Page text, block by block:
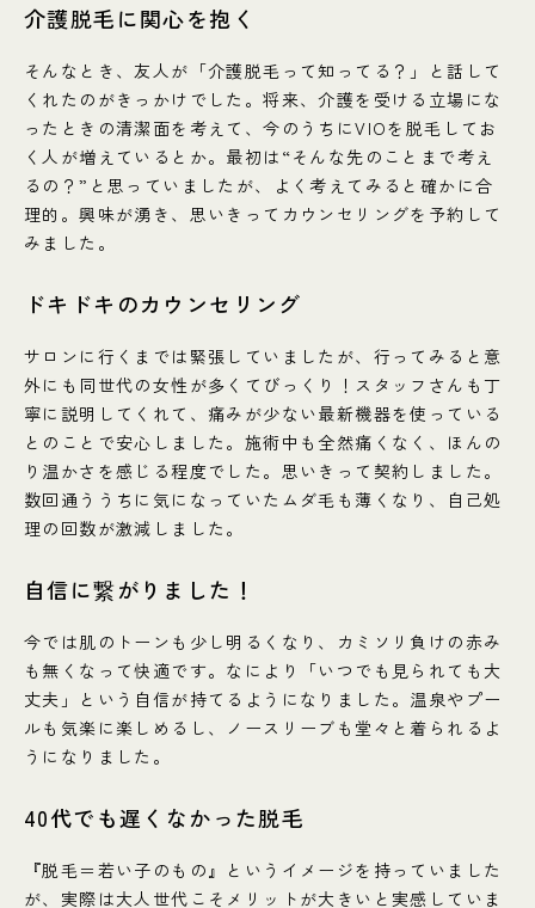
介護脱毛に関心を抱く
そんなとき、友人が「介護脱毛って知ってる？」と話して
くれたのがきっかけでした。将来、介護を受ける立場にな
ったときの清潔面を考えて、今のうちにVIOを脱毛してお
く人が増えているとか。最初は“そんな先のことまで考え
るの？”と思っていましたが、よく考えてみると確かに合
理的。興味が湧き、思いきってカウンセリングを予約して
みました。
ドキドキのカウンセリング
サロンに行くまでは緊張していましたが、行ってみると意
外にも同世代の女性が多くてびっくり！スタッフさんも丁
寧に説明してくれて、痛みが少ない最新機器を使っている
とのことで安心しました。施術中も全然痛くなく、ほんの
り温かさを感じる程度でした。思いきって契約しました。
数回通ううちに気になっていたムダ毛も薄くなり、自己処
理の回数が激減しました。
自信に繋がりました！
今では肌のトーンも少し明るくなり、カミソリ負けの赤み
も無くなって快適です。なにより「いつでも見られても大
丈夫」という自信が持てるようになりました。温泉やプー
ルも気楽に楽しめるし、ノースリーブも堂々と着られるよ
うになりました。
40代でも遅くなかった脱毛
『脱毛＝若い子のもの』というイメージを持っていました
が、実際は大人世代こそメリットが大きいと実感していま